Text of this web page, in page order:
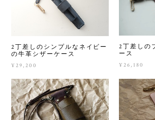
2丁差しのシンプルなネイビー
の牛革シザーケース
¥29,200
2丁差しの
ース
¥26,180